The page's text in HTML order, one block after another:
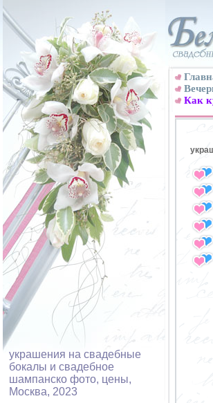
украшения на свадебные
бокалы и свадебное
шампанско фото, цены,
Москва, 2023
Как